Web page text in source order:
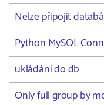
Nelze připojit
Python MySQL
ukládání do db
Only full group by